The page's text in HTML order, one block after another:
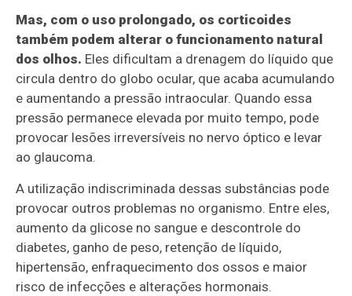
Mas, com o uso prolongado, os corticoides
também podem alterar o funcionamento natural
dos olhos. Eles dificultam a drenagem do líquido que
circula dentro do globo ocular, que acaba acumulando
e aumentando a pressão intraocular. Quando essa
pressão permanece elevada por muito tempo, pode
provocar lesões irreversíveis no nervo óptico e levar
ao glaucoma.
A utilização indiscriminada dessas substâncias pode
provocar outros problemas no organismo. Entre eles,
aumento da glicose no sangue e descontrole do
diabetes, ganho de peso, retenção de líquido,
hipertensão, enfraquecimento dos ossos e maior
risco de infecções e alterações hormonais.